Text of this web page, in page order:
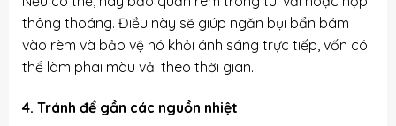
thông thoáng. Điều này sẽ giúp ngăn bụi bẩn bám
vào rèm và bảo vệ nó khỏi ánh sáng trực tiếp, vốn có
thể làm phai màu vải theo thời gian.
4. Tránh để gần các nguồn nhiệt